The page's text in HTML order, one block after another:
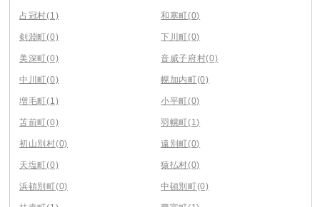
占冠村(1) 和寒町(0)
剣淵町(0) 下川町(0)
美深町(0) 音威子府村(0)
中川町(0) 幌加内町(0)
増毛町(1) 小平町(0)
苫前町(0) 羽幌町(1)
初山別村(0) 遠別町(0)
天塩町(0) 猿払村(0)
浜頓別町(0) 中頓別町(0)